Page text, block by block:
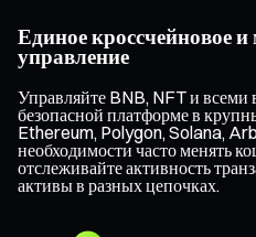
Единое кроссчейновое
управление
Управляйте BNB, NFT и всеми
безопасной платформе в
Ethereum, Polygon, Solana,
необходимости часто менять
отслеживайте активность
активы в разных цепочках.